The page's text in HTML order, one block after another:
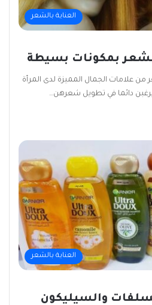
العناية بالشعر
بمكونات بسيطة
علامات الجمال المميزة لدى المرأة
يرغبن دائما في تطويل شعرهن…
العناية بالشعر
والسيليكون